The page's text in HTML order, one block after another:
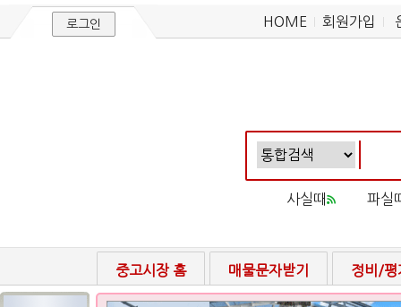
로그인 HOME 회원가입
사실때 파실
중고시장 홈 매물문자받기 정비/평